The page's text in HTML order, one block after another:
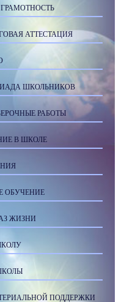
АТТЕСТАЦИЯ
ШКОЛЬНИКОВ
РАБОТЫ
В ШКОЛЕ
ОБУЧЕНИЕ
ЖИЗНИ
ПОДДЕРЖКИ